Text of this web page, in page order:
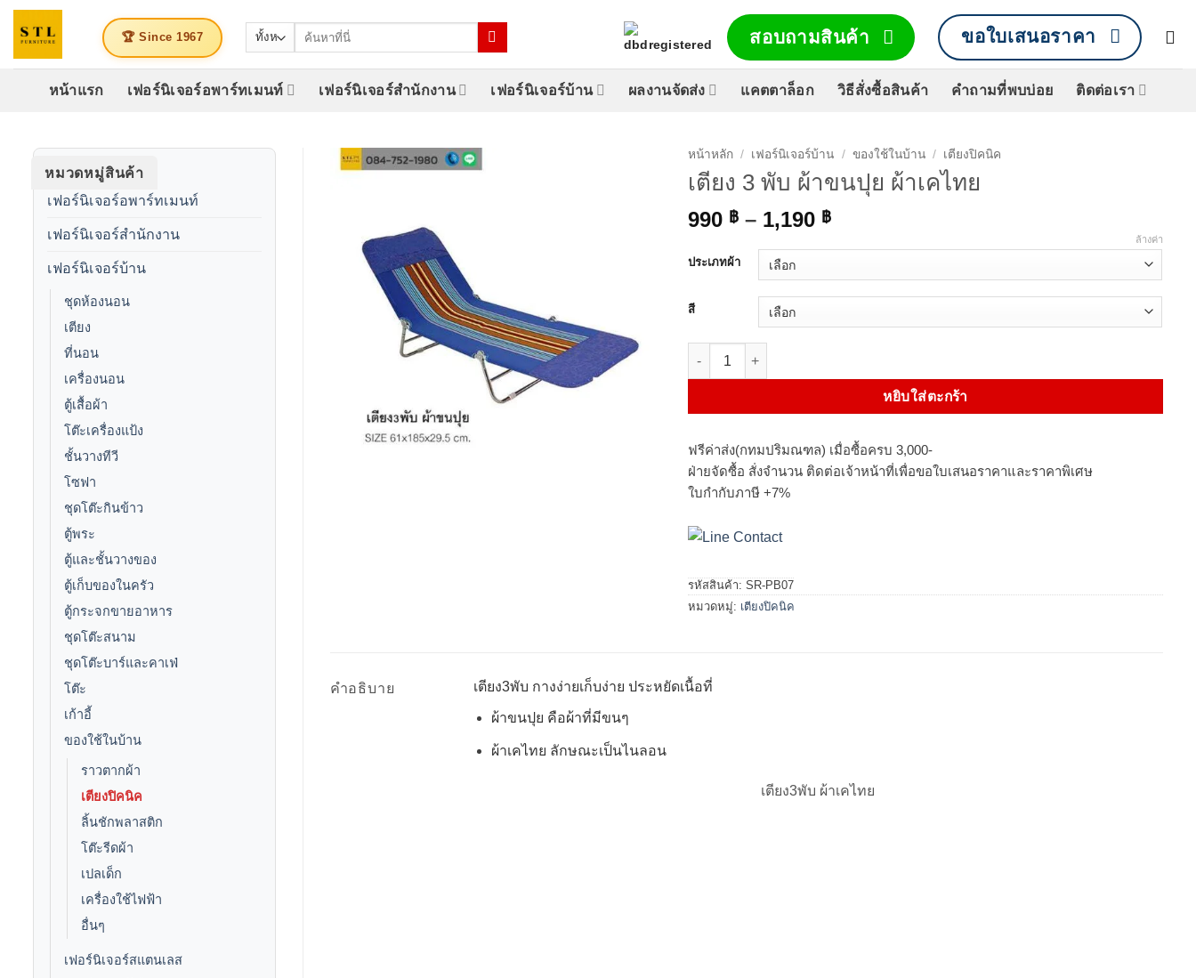
ข้าม
🏆 Since 1967
ค้นหา: สอบถามสินค้า ขอใบเสนอราคา
หน้าแรก เฟอร์นิเจอร์อพาร์ทเมนท์ เฟอร์นิเจอร์สำนักงาน เฟอร์นิเจอร์บ้าน ผลงานจัดส่ง แคตตาล็อก วิธีสั่งซื้อสินค้า คำถามที่พบบ่อย ติดต่อเรา
หมวดหมู่สินค้า
เฟอร์นิเจอร์อพาร์ทเมนท์
เฟอร์นิเจอร์สำนักงาน
เฟอร์นิเจอร์บ้าน
ชุดห้องนอน
เตียง
ที่นอน
เครื่องนอน
ตู้เสื้อผ้า
โต๊ะเครื่องแป้ง
ชั้นวางทีวี
โซฟา
ชุดโต๊ะกินข้าว
ตู้พระ
ตู้และชั้นวางของ
ตู้เก็บของในครัว
ตู้กระจกขายอาหาร
ชุดโต๊ะสนาม
ชุดโต๊ะบาร์และคาเฟ่
โต๊ะ
เก้าอี้
ของใช้ในบ้าน
ราวตากผ้า
เตียงปิคนิค
ลิ้นชักพลาสติก
โต๊ะรีดผ้า
เปลเด็ก
เครื่องใช้ไฟฟ้า
อื่นๆ
เฟอร์นิเจอร์สแตนเลส
หน้าหลัก / เฟอร์นิเจอร์บ้าน / ของใช้ในบ้าน / เตียงปิคนิค
เตียง 3 พับ ผ้าขนปุย ผ้าเคไทย
990 ฿ – 1,190 ฿Price
through
1,190 ฿
ประเภทผ้า
สี
ล้างค่า
หยิบใส่ตะกร้า
ฟรีค่าส่ง(กทมปริมณฑล) เมื่อซื้อครบ 3,000-
ฝ่ายจัดซื้อ สั่งจำนวน ติดต่อเจ้าหน้าที่เพื่อขอใบเสนอราคาและราคาพิเศษ
ใบกำกับภาษี +7%
รหัสสินค้า:SR-PB07
หมวดหมู่: เตียงปิคนิค
คำอธิบาย เตียง3พับ กางง่ายเก็บง่าย ประหยัดเนื้อที่
ผ้าขนปุย คือผ้าที่มีขนๆ
ผ้าเคไทย ลักษณะเป็นไนลอน
เตียง3พับ ผ้าเคไทย